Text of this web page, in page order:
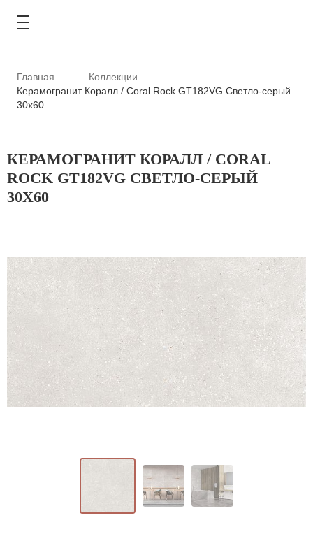
АКЦИИ
ГДЕ КУПИТЬ
О КОМПАНИИ
ВАЖНОЕ
CОТРУДНИЧЕСТВО
КОНТАКТЫ
Главная
Коллекции
Керамогранит Коралл / Coral Rock GT182VG Светло-серый
30x60
КЕРАМОГРАНИТ КОРАЛЛ / CORAL
ROCK GT182VG СВЕТЛО-СЕРЫЙ
30X60